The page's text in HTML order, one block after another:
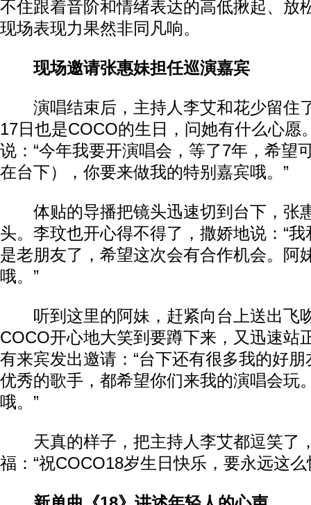
不住跟着音阶和情绪表达的高低揪起、放
现场表现力果然非同凡响。
现场邀请张惠妹担任巡演嘉宾
演唱结束后，主持人李艾和花少留住
17日也是COCO的生日，问她有什么心愿
说：“今年我要开演唱会，等了7年，希望
在台下），你要来做我的特别嘉宾哦。”
体贴的导播把镜头迅速切到台下，张
头。李玟也开心得不得了，撒娇地说：“
是老朋友了，希望这次会有合作机会。阿
哦。”
听到这里的阿妹，赶紧向台上送出飞
COCO开心地大笑到要蹲下来，又迅速站
有来宾发出邀请：“台下还有很多我的好
优秀的歌手，都希望你们来我的演唱会玩
哦。”
天真的样子，把主持人李艾都逗笑了
福：“祝COCO18岁生日快乐，要永远这么